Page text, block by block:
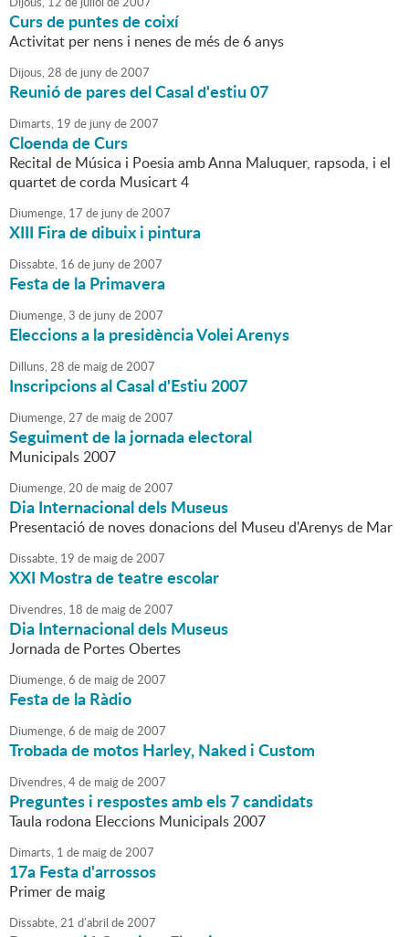
Curs de puntes de coixí
Activitat per nens i nenes de més de 6 anys
Dijous,28 de junyde2007
Reunió de pares del Casal d'estiu 07
Dimarts, 19 de junyde2007
Cloenda de Curs
Recital de Música i Poesia amb Anna Maluquer, rapsoda, i el
quartet de corda Musicart 4
Diumenge, 17 de junyde2007
XIII Fira de dibuix i pintura
Dissabte, 16 de junyde2007
Festa de la Primavera
Diumenge,3 de junyde2007
Eleccions a la presidència Volei Arenys
Dilluns,28 de maigde2007
Inscripcions al Casal d'Estiu 2007
Diumenge,27 de maigde2007
Seguiment de la jornada electoral
Municipals 2007
Diumenge,20 de maigde2007
Dia Internacional dels Museus
Presentació de noves donacions del Museu d'Arenys de Mar
Dissabte, 19 de maigde2007
XXI Mostra de teatre escolar
Divendres, 18 de maigde2007
Dia Internacional dels Museus
Jornada de Portes Obertes
Diumenge,6 de maigde2007
Festa de la Ràdio
Diumenge,6 de maigde2007
Trobada de motos Harley, Naked i Custom
Divendres,4de maigde2007
Preguntes i respostes amb els 7 candidats
Taula rodona Eleccions Municipals 2007
Dimarts, 1 de maigde2007
17a Festa d'arrossos
Primer de maig
Dissabte,21 d'abril de2007